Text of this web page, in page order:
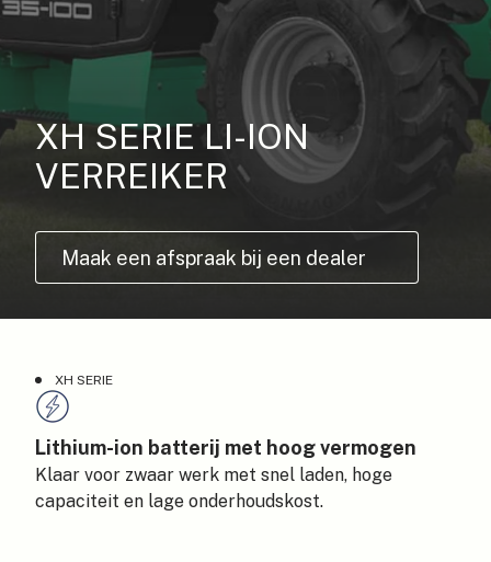
XH SERIE LI-ION
VERREIKER
Maak een afspraak bij een dealer
XH SERIE
Lithium-ion batterij met hoog vermogen
Klaar voor zwaar werk met snel laden, hoge
capaciteit en lage onderhoudskost.